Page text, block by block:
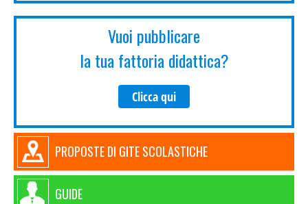
Vuoi pubblicare
la tua fattoria didattica?
Clicca qui
PROPOSTE DI GITE SCOLASTICHE
GUIDE